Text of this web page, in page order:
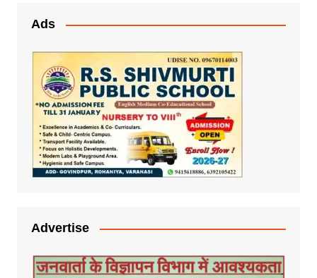
Ads
Advertise